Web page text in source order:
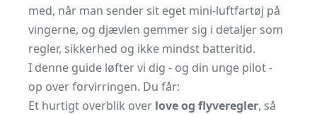
med, når man sender sit eget mini-luftfartøj på
vingerne, og djævlen gemmer sig i detaljer som
regler, sikkerhed og ikke mindst batteritid.
I denne guide løfter vi dig - og din unge pilot -
op over forvirringen. Du får:
Et hurtigt overblik over love og flyveregler, så